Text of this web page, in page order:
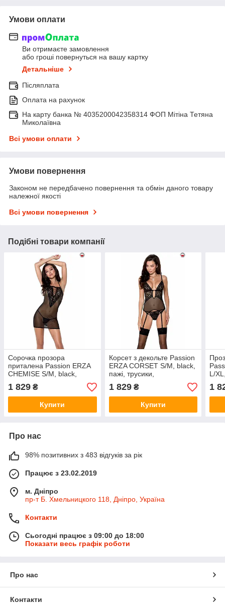
Умови оплати
Ви отримаєте замовлення
або гроші повернуться на вашу картку
Детальніше
Післяплата
Оплата на рахунок
На карту банка № 4035200042358314 ФОП Мітіна Тетяна
Миколаївна
Всі умови оплати
Умови повернення
Законом не передбачено повернення та обмін даного товару
належної якості
Всі умови повернення
Подібні товари компанії
Сорочка прозора
приталена Passion ERZA
CHEMISE S/M, black,
трусики
1 829 ₴
Купити
Корсет з декольте Passion
ERZA CORSET S/M, black,
пажі, трусики,
напівпрозорий
1 829₴
Купити
L/
1
Про нас
98% позитивних з 483 відгуків за рік
Працює з 23.02.2019
м. Дніпро
пр-т Б. Хмельницкого 118, Дніпро, Україна
Контакти
Сьогодні працює з 09:00 до 18:00
Показати весь графік роботи
Про нас
Контакти